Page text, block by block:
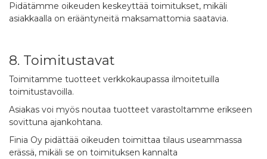
Pidätämme oikeuden keskeyttää toimitukset, mikäli
asiakkaalla on erääntyneitä maksamattomia saatavia.
8. Toimitustavat
Toimitamme tuotteet verkkokaupassa ilmoitetuilla
toimitustavoilla.
Asiakas voi myös noutaa tuotteet varastoltamme erikseen
sovittuna ajankohtana.
Finia Oy pidättää oikeuden toimittaa tilaus useammassa
erässä, mikäli se on toimituksen kannalta